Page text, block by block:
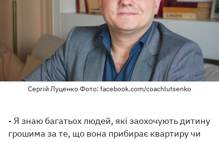
Сергій Луценко Фото: facebook.com/coachlutsenko
- Я знаю багатьох людей, які заохочують дитину
грошима за те, що вона прибирає квартиру чи